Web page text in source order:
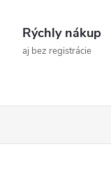
Rýchly nákup
aj bez registrácie